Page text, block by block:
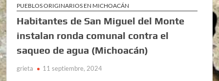
PUEBLOS ORIGINARIOS EN MICHOACÁN
Habitantes de San Miguel del Monte
instalan ronda comunal contra el
saqueo de agua (Michoacán)
grieta 11 septiembre, 2024